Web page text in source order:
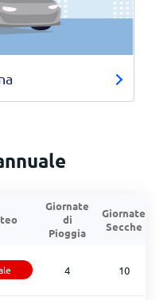
Giornate
di
Pioggia
Giornate
Secche
4 10